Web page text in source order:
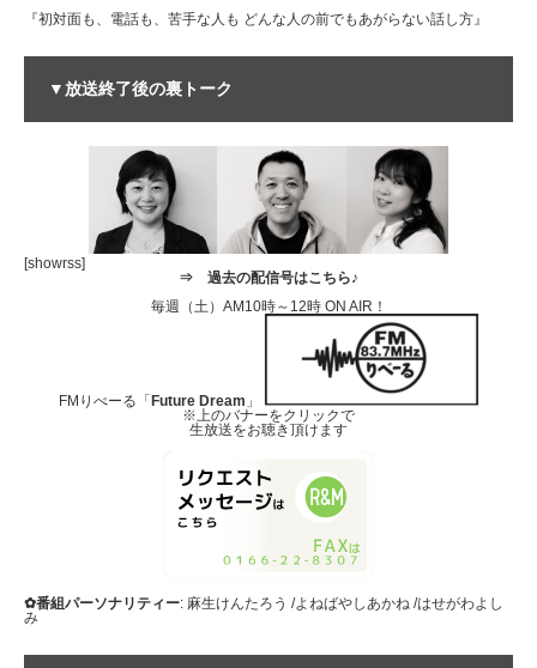
『初対面も、電話も、苦手な人も どんな人の前でもあがらない話し方』
▼放送終了後の裏トーク
[showrss]
⇒ 過去の配信号はこちら♪
毎週（土）AM10時～12時 ON AIR！
FMりべーる「Future Dream 」
※上のバナーをクリックで
生放送をお聴き頂けます
✿番組パーソナリティー: 麻生けんたろう /よねばやしあかね /はせがわよし
み